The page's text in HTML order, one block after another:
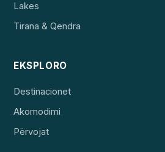
Lakes
Tirana & Qendra
EKSPLORO
Destinacionet
Akomodimi
Përvojat